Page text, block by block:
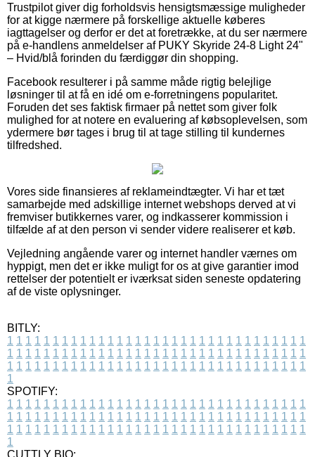
Trustpilot giver dig forholdsvis hensigtsmæssige muligheder
for at kigge nærmere på forskellige aktuelle køberes
iagttagelser og derfor er det at foretrække, at du ser nærmere
på e-handlens anmeldelser af PUKY Skyride 24-8 Light 24"
– Hvid/blå forinden du færdiggør din shopping.
Facebook resulterer i på samme måde rigtig belejlige
løsninger til at få en idé om e-forretningens popularitet.
Foruden det ses faktisk firmaer på nettet som giver folk
mulighed for at notere en evaluering af købsoplevelsen, som
ydermere bør tages i brug til at tage stilling til kundernes
tilfredshed.
Vores side finansieres af reklameindtægter. Vi har et tæt
samarbejde med adskillige internet webshops derved at vi
fremviser butikkernes varer, og indkasserer kommission i
tilfælde af at den person vi sender videre realiserer et køb.
Vejledning angående varer og internet handler værnes om
hyppigt, men det er ikke muligt for os at give garantier imod
rettelser der potentielt er iværksat siden seneste opdatering
af de viste oplysninger.
BITLY:
1 1 1 1 1 1 1 1 1 1 1 1 1 1 1 1 1 1 1 1 1 1 1 1 1 1 1 1 1 1 1 1 1
1 1 1 1 1 1 1 1 1 1 1 1 1 1 1 1 1 1 1 1 1 1 1 1 1 1 1 1 1 1 1 1 1
1 1 1 1 1 1 1 1 1 1 1 1 1 1 1 1 1 1 1 1 1 1 1 1 1 1 1 1 1 1 1 1 1
1
SPOTIFY:
1 1 1 1 1 1 1 1 1 1 1 1 1 1 1 1 1 1 1 1 1 1 1 1 1 1 1 1 1 1 1 1 1
1 1 1 1 1 1 1 1 1 1 1 1 1 1 1 1 1 1 1 1 1 1 1 1 1 1 1 1 1 1 1 1 1
1 1 1 1 1 1 1 1 1 1 1 1 1 1 1 1 1 1 1 1 1 1 1 1 1 1 1 1 1 1 1 1 1
1
CUTTLY BIO: